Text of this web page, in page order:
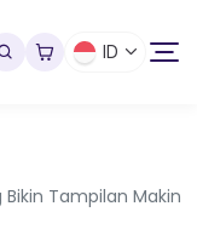
ID
Tampilan Makin